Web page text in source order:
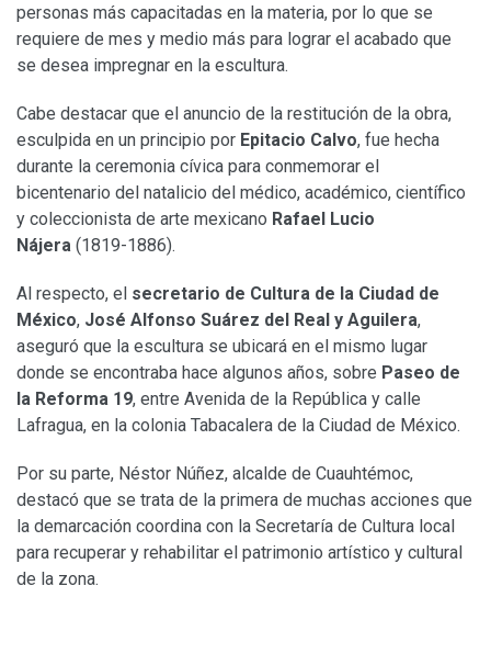
personas más capacitadas en la materia, por lo que se
requiere de mes y medio más para lograr el acabado que
se desea impregnar en la escultura.
Cabe destacar que el anuncio de la restitución de la obra,
esculpida en un principio por Epitacio Calvo, fue hecha
durante la ceremonia cívica para conmemorar el
bicentenario del natalicio del médico, académico, científico
y coleccionista de arte mexicano Rafael Lucio
Nájera (1819-1886).
Al respecto, el secretario de Cultura de la Ciudad de
México, José Alfonso Suárez del Real y Aguilera,
aseguró que la escultura se ubicará en el mismo lugar
donde se encontraba hace algunos años, sobre Paseo de
la Reforma 19, entre Avenida de la República y calle
Lafragua, en la colonia Tabacalera de la Ciudad de México.
Por su parte, Néstor Núñez, alcalde de Cuauhtémoc,
destacó que se trata de la primera de muchas acciones que
la demarcación coordina con la Secretaría de Cultura local
para recuperar y rehabilitar el patrimonio artístico y cultural
de la zona.